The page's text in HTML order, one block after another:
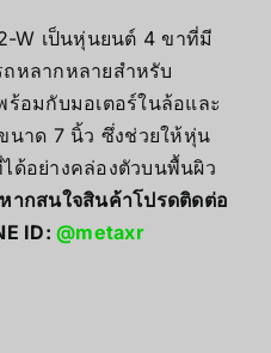
W เป็นหุ่นยนต์ 4 ขาที่มี
หลากหลายสำหรับ
ร้อมกับมอเตอร์ในล้อและ
นาด 7 นิ้ว ซึ่งช่วยให้หุ่น
ด้อย่างคล่องตัวบนพื้นผิว
หากสนใจสินค้าโปรดติดต่อ
ID:@metaxr